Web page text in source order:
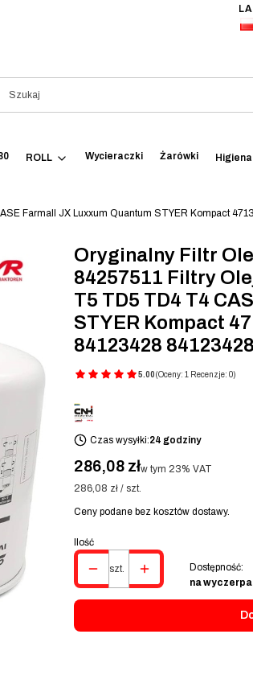
ROLL Wycieraczki Żarówki
Farmall JX Luxxum Quantum STYER Kompact
Oryginalny Filtr
84257511 Filtry
T5 TD5 TD4 T4
STYER Kompact
84123428
5.00(Oceny: 1 Recenzje: 0)
Czas wysyłki:24 godziny
Cena
286,08 złw tym 23% VAT
w tym 23% VAT
286,08 zł / szt.
Ceny podane bez kosztów dostawy.
Ilość
szt.
Dostępność:
na